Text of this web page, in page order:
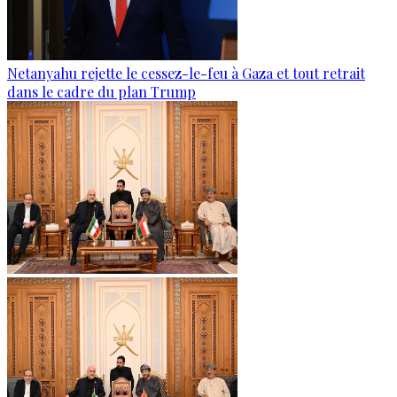
Netanyahu rejette le cessez-le-feu à Gaza et tout retrait
dans le cadre du plan Trump